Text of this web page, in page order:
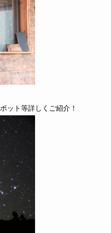
ット等詳しくご紹介！